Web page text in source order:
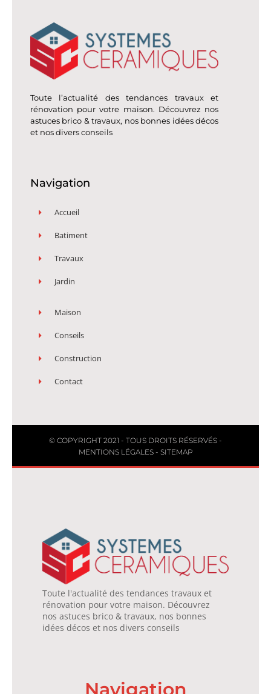
Toute l’actualité des tendances travaux et
rénovation pour votre maison. Découvrez nos
astuces brico & travaux, nos bonnes idées décos
et nos divers conseils
Navigation
Accueil
Batiment
Travaux
Jardin
Maison
Conseils
Construction
Contact
© COPYRIGHT 2021 - TOUS DROITS RÉSERVÉS -
MENTIONS LÉGALES- SITEMAP
Toute l'actualité des tendances travaux et
rénovation pour votre maison. Découvrez
nos astuces brico & travaux, nos bonnes
idées décos et nos divers conseils
Navigation